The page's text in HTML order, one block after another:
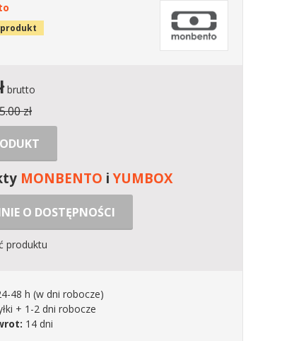
produkt
brutto
zł
MONBENTO iYUMBOX
O DOSTĘPNOŚCI
produktu
48 h (w dni robocze)
+ 1-2 dni robocze
14 dni